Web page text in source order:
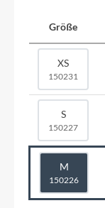
Größe
XS
150231
S
150227
M
150226